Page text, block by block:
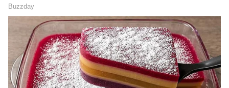
ವಿಶೇಷವಾಗಿ ದಕ್ಷಿಣ ಭಾರತದ ವಿದ್ಯಾರ್ಥಿಗಳು ಈ
ಘಟನೆಯಿಂದ ತೀವ್ರ ಖಿನ್ನತೆಗೆ (Depression) ಒಳಗಾಗಿದ್ದಾರೆ
ಎಂದು ಕಳವಳ ವ್ಯಕ್ತಪಡಿಸಿದರು. 'ಕಳೆದ ಎರಡು ವರ್ಷಗಳಲ್ಲಿ
ರಾಜಸ್ಥಾನದಲ್ಲಿ ಸತತವಾಗಿ ಪೇಪರ್ ಲೀಕ್ ಆಗಿದೆ. ಇತ್ತೀಚೆಗೆ
ನಾಸಿಕ್‌ನಲ್ಲಿ ಪೇಪರ್ ಲೀಕ್ ಪ್ರಕರಣಕ್ಕೆ ಸಂಬಂಧಿಸಿದಂತೆ
ಹಲವರನ್ನು ಬಂಧಿಸಲಾಗಿದೆ. ಸುಮಾರು 25 ಲಕ್ಷ ಮಕ್ಕಳ